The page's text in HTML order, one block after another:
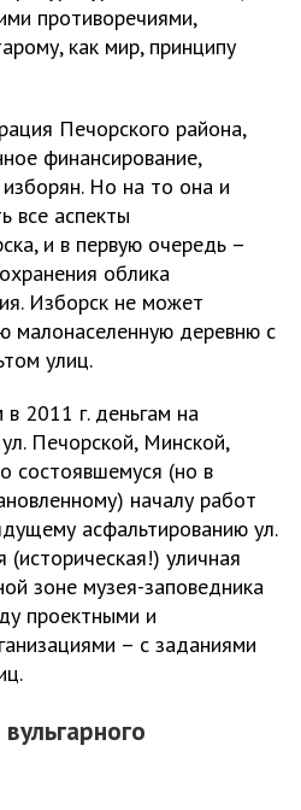
противоречиями,
как мир, принципу
Печорского района,
финансирование,
Но на то она и
все аспекты
и в первую очередь –
облика
Изборск не может
малонаселенную деревню с
улиц.
2011 г. деньгам на
Печорской, Минской,
состоявшемуся (но в
началу работ
асфальтированию ул.
уличная
зоне музея-заповедника
проектными и
– с заданиями